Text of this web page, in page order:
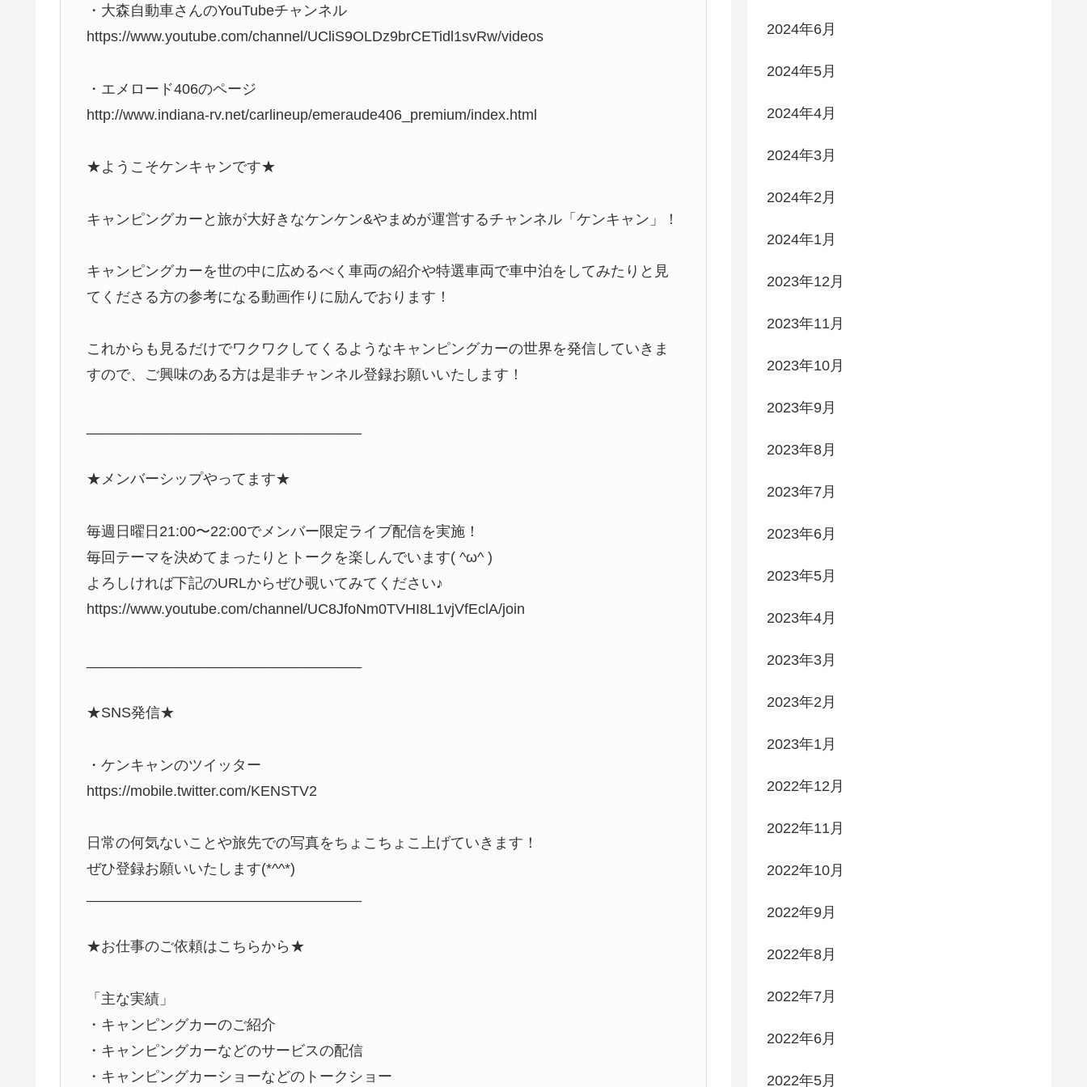
・大森自動車さんのYouTubeチャンネル
https://www.youtube.com/channel/UCliS9OLDz9brCETidl1svRw/videos
・エメロード406のページ
http://www.indiana-rv.net/carlineup/emeraude406_premium/index.html
★ようこそケンキャンです★
キャンピングカーと旅が大好きなケンケン&やまめが運営するチャンネル「ケンキャン」！
キャンピングカーを世の中に広めるべく車両の紹介や特選車両で車中泊をしてみたりと見
てくださる方の参考になる動画作りに励んでおります！
これからも見るだけでワクワクしてくるようなキャンピングカーの世界を発信していきま
すので、ご興味のある方は是非チャンネル登録お願いいたします！
★メンバーシップやってます★
毎週日曜日21:00〜22:00でメンバー限定ライブ配信を実施！
毎回テーマを決めてまったりとトークを楽しんでいます( ^ω^ )
よろしければ下記のURLからぜひ覗いてみてください♪
https://www.youtube.com/channel/UC8JfoNm0TVHI8L1vjVfEclA/join
★SNS発信★
・ケンキャンのツイッター
https://mobile.twitter.com/KENSTV2
日常の何気ないことや旅先での写真をちょこちょこ上げていきます！
ぜひ登録お願いいたします(*^^*)
★お仕事のご依頼はこちらから★
「主な実績」
・キャンピングカーのご紹介
・キャンピングカーなどのサービスの配信
・キャンピングカーショーなどのトークショー
2024年6月
2024年5月
2024年4月
2024年3月
2024年2月
2024年1月
2023年12月
2023年11月
2023年10月
2023年9月
2023年8月
2023年7月
2023年6月
2023年5月
2023年4月
2023年3月
2023年2月
2023年1月
2022年12月
2022年11月
2022年10月
2022年9月
2022年8月
2022年7月
2022年6月
2022年5月